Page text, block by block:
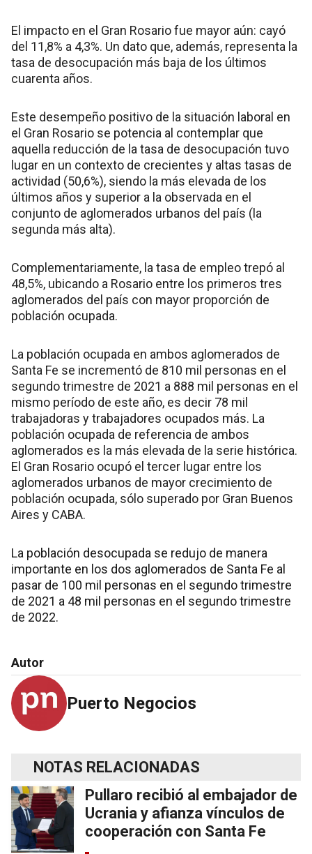
El impacto en el Gran Rosario fue mayor aún: cayó
del 11,8% a 4,3%. Un dato que, además, representa la
tasa de desocupación más baja de los últimos
cuarenta años.
Este desempeño positivo de la situación laboral en
el Gran Rosario se potencia al contemplar que
aquella reducción de la tasa de desocupación tuvo
lugar en un contexto de crecientes y altas tasas de
actividad (50,6%), siendo la más elevada de los
últimos años y superior a la observada en el
conjunto de aglomerados urbanos del país (la
segunda más alta).
Complementariamente, la tasa de empleo trepó al
48,5%, ubicando a Rosario entre los primeros tres
aglomerados del país con mayor proporción de
población ocupada.
La población ocupada en ambos aglomerados de
Santa Fe se incrementó de 810 mil personas en el
segundo trimestre de 2021 a 888 mil personas en el
mismo período de este año, es decir 78 mil
trabajadoras y trabajadores ocupados más. La
población ocupada de referencia de ambos
aglomerados es la más elevada de la serie histórica.
El Gran Rosario ocupó el tercer lugar entre los
aglomerados urbanos de mayor crecimiento de
población ocupada, sólo superado por Gran Buenos
Aires y CABA.
La población desocupada se redujo de manera
importante en los dos aglomerados de Santa Fe al
pasar de 100 mil personas en el segundo trimestre
de 2021 a 48 mil personas en el segundo trimestre
de 2022.
Autor
Puerto Negocios
NOTAS RELACIONADAS
Pullaro recibió al embajador de
Ucrania y afianza vínculos de
cooperación con Santa Fe